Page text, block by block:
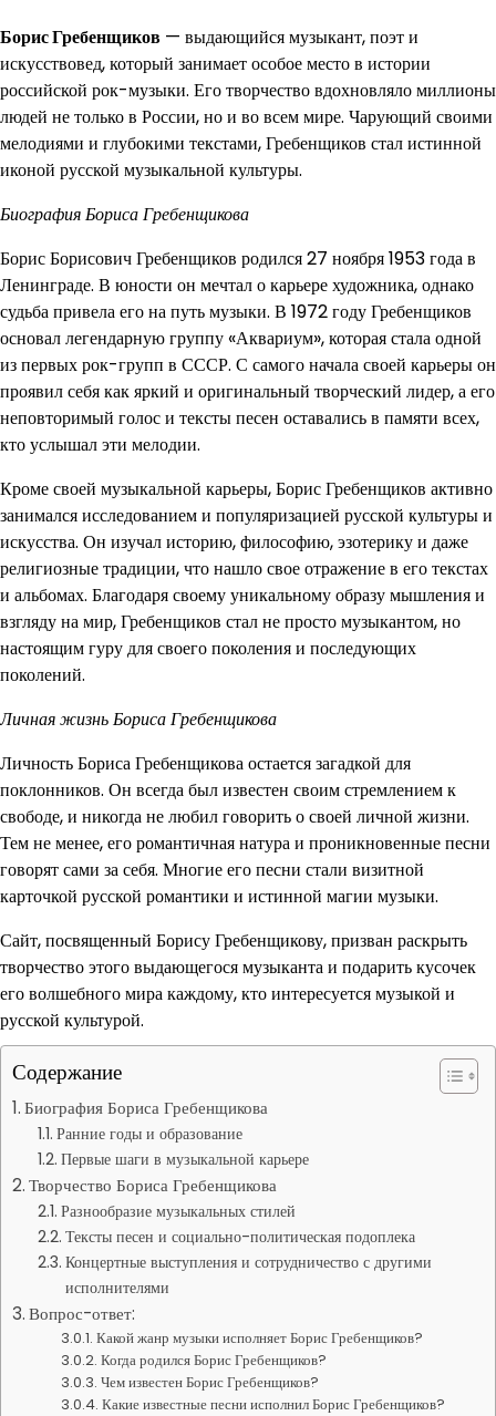
Борис Гребенщиков — выдающийся музыкант, поэт и
искусствовед, который занимает особое место в истории
российской рок-музыки. Его творчество вдохновляло миллионы
людей не только в России, но и во всем мире. Чарующий своими
мелодиями и глубокими текстами, Гребенщиков стал истинной
иконой русской музыкальной культуры.
Биография Бориса Гребенщикова
Борис Борисович Гребенщиков родился 27 ноября 1953 года в
Ленинграде. В юности он мечтал о карьере художника, однако
судьба привела его на путь музыки. В 1972 году Гребенщиков
основал легендарную группу «Аквариум», которая стала одной
из первых рок-групп в СССР. С самого начала своей карьеры он
проявил себя как яркий и оригинальный творческий лидер, а его
неповторимый голос и тексты песен оставались в памяти всех,
кто услышал эти мелодии.
Кроме своей музыкальной карьеры, Борис Гребенщиков активно
занимался исследованием и популяризацией русской культуры и
искусства. Он изучал историю, философию, эзотерику и даже
религиозные традиции, что нашло свое отражение в его текстах
и альбомах. Благодаря своему уникальному образу мышления и
взгляду на мир, Гребенщиков стал не просто музыкантом, но
настоящим гуру для своего поколения и последующих
поколений.
Личная жизнь Бориса Гребенщикова
Личность Бориса Гребенщикова остается загадкой для
поклонников. Он всегда был известен своим стремлением к
свободе, и никогда не любил говорить о своей личной жизни.
Тем не менее, его романтичная натура и проникновенные песни
говорят сами за себя. Многие его песни стали визитной
карточкой русской романтики и истинной магии музыки.
Сайт, посвященный Борису Гребенщикову, призван раскрыть
творчество этого выдающегося музыканта и подарить кусочек
его волшебного мира каждому, кто интересуется музыкой и
русской культурой.
Содержание
Биография Бориса Гребенщикова
Ранние годы и образование
Первые шаги в музыкальной карьере
Творчество Бориса Гребенщикова
Разнообразие музыкальных стилей
Тексты песен и социально-политическая подоплека
Концертные выступления и сотрудничество с другими
исполнителями
Вопрос-ответ:
Какой жанр музыки исполняет Борис Гребенщиков?
Когда родился Борис Гребенщиков?
Чем известен Борис Гребенщиков?
Какие известные песни исполнил Борис Гребенщиков?